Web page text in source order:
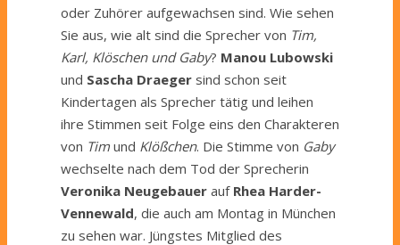
oder Zuhörer aufgewachsen sind. Wie sehen
Sie aus, wie alt sind die Sprecher von Tim,
Karl, Klöschen und Gaby? Manou Lubowski
und Sascha Draeger sind schon seit
Kindertagen als Sprecher tätig und leihen
ihre Stimmen seit Folge eins den Charakteren
von Tim und Klößchen. Die Stimme von Gaby
wechselte nach dem Tod der Sprecherin
Veronika Neugebauer auf Rhea Harder-
Vennewald, die auch am Montag in München
zu sehen war. Jüngstes Mitglied des